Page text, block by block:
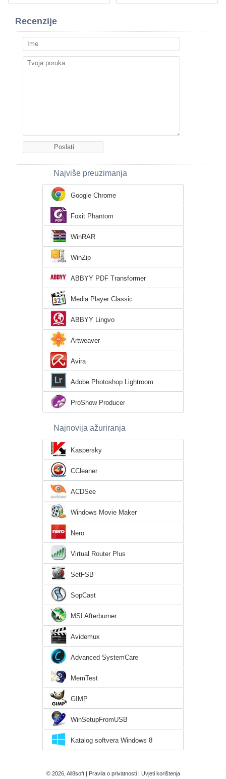
Recenzije
Najviše preuzimanja
Google Chrome
Foxit Phantom
WinRAR
WinZip
ABBYY PDF Transformer
Media Player Classic
ABBYY Lingvo
Artweaver
Avira
Adobe Photoshop Lightroom
ProShow Producer
Najnovija ažuriranja
Kaspersky
CCleaner
ACDSee
Windows Movie Maker
Nero
Virtual Router Plus
SetFSB
SopCast
MSI Afterburner
Avidemux
Advanced SystemCare
MemTest
GIMP
WinSetupFromUSB
Katalog softvera Windows 8
© 2026, All8soft | Pravila o privatnosti| Uvjeti korištenja